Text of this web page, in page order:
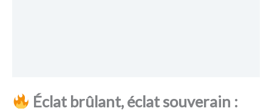
Éclat brûlant, éclat souverain :